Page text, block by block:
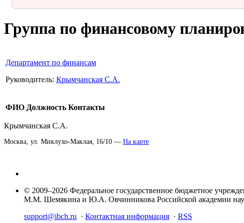
Группа по финансовому
Департамент по финансам
Руководитель: Крымчанская С.А.
ФИО Должность Контакты
Крымчанская С.А.
Москва, ул. Миклухо-Маклая, 16/10 — На карте
© 2009–2026 Федеральное государственное бюджетное
М.М. Шемякина и Ю.А. Овчинникова Российской академии
support@ibch.ru · Контактная информация · RSS